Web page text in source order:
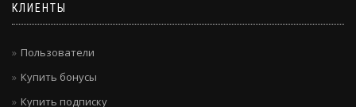
КЛИЕНТЫ
Пользователи
Купить бонусы
Купить подписку